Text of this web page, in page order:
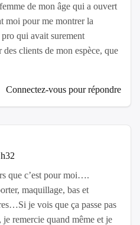
de mon âge qui a ouvert
moi pour me montrer la
qui avait surement
des clients de mon espèce, que
Connectez-vous pour répondre
que c’est pour moi….
maquillage, bas et
je vois que ça passe pas
je remercie quand même et je